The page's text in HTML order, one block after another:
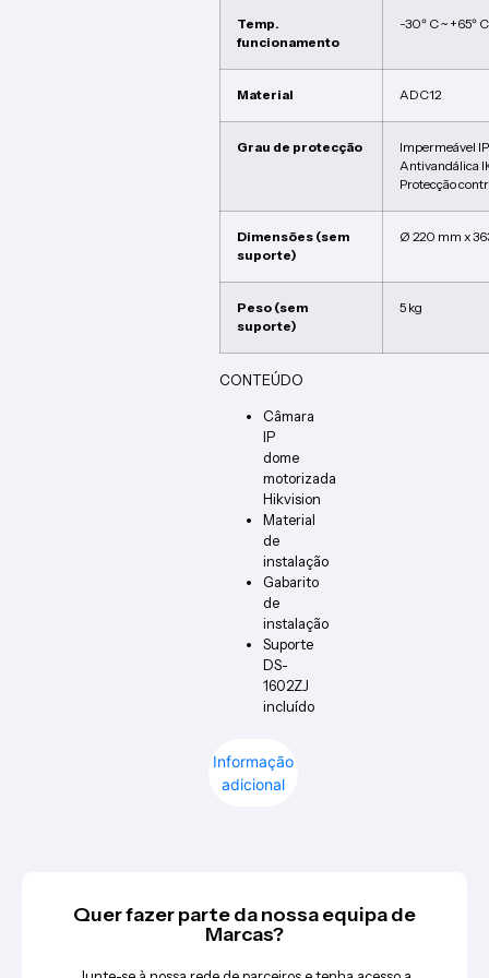
Informação
adicional
Temp.
funcionamento
-30º C ~ +65º C
Material ADC12
Grau de protecção
Impermeável
Antivandálica
Protecção
Dimensões (sem
suporte)
Ø 220 mm x
Peso (sem
suporte)
5 kg
CONTEÚDO
Câmara
IP
dome
motorizada
Hikvision
Material
de
instalação
Gabarito
de
instalação
Suporte
DS-
1602ZJ
incluído
Quer fazer parte da nossa equipa de
Marcas?